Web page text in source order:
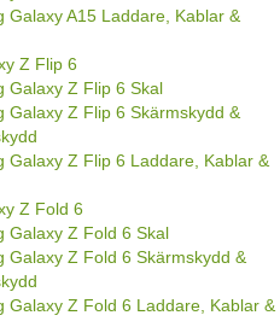
Galaxy A15 Laddare, Kablar &
Z Flip 6
Galaxy Z Flip 6 Skal
Galaxy Z Flip 6 Skärmskydd &
Galaxy Z Flip 6 Laddare, Kablar &
Z Fold 6
Galaxy Z Fold 6 Skal
Galaxy Z Fold 6 Skärmskydd &
Galaxy Z Fold 6 Laddare, Kablar &